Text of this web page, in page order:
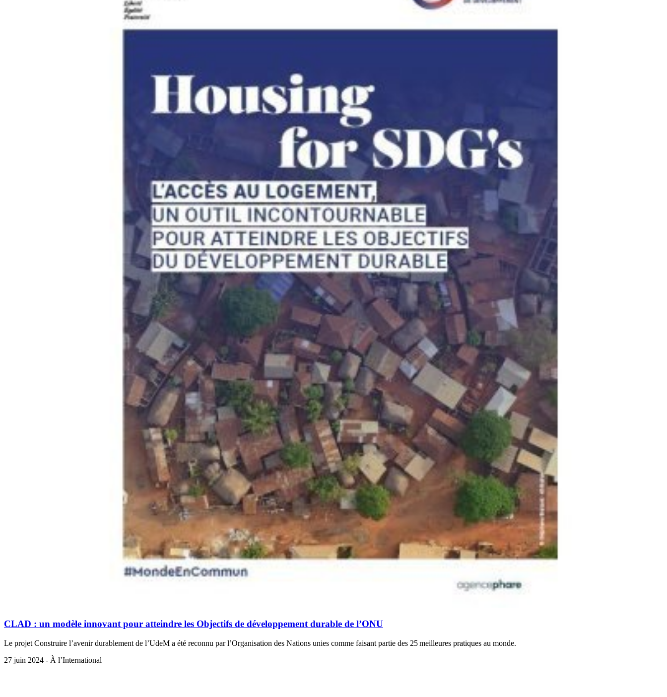
CLAD : un modèle innovant pour atteindre les Objectifs de développement durable de l’ONU
Le projet Construire l’avenir durablement de l’UdeM a été reconnu par l’Organisation des Nations unies comme faisant partie des 25 meilleures pratiques au monde.
27 juin 2024 - À l’International